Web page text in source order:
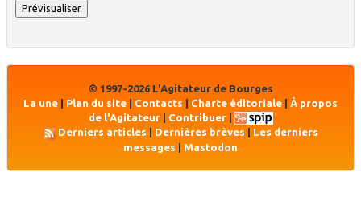
© 1997-2026 L'Agitateur de Bourges
La une | Plan du site | Contacts | Charte éditoriale | À propos
de l'Agitateur| Contribuer|
Derniers articles
Dernières brèves
Les derniers
messages
Mastodon